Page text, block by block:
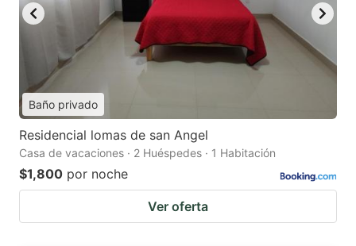
Baño privado
Residencial lomas de san Angel
Casa de vacaciones · 2 Huéspedes · 1 Habitación
$1,800 por noche
Ver oferta